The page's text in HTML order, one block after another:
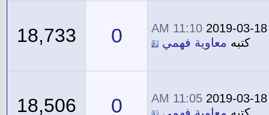
2019-03-18
11:10 AM
كتبه معاوية فهمي 0
18,733
2019-03-18
11:05 AM
0
18,506